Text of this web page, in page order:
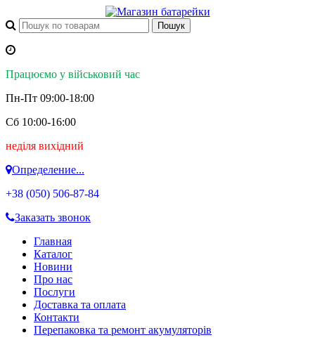
Працюємо у військовий час
Пн-Пт 09:00-18:00
Сб 10:00-16:00
неділя вихідний
Определение...
+38 (050) 506-87-84
Заказать звонок
Главная
Каталог
Новини
Про нас
Послуги
Доставка та оплата
Контакти
Перепаковка та ремонт акумуляторів